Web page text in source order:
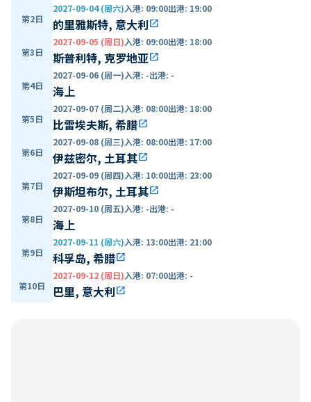
第2日
2027-09-04 (周六)入港: 09:00出港: 19:00
的里雅斯特, 意大利open_in_new
第3日
2027-09-05 (周日)入港: 09:00出港: 18:00
斯普利特, 克罗地亚open_in_new
第4日
2027-09-06 (周一)入港: -出港: -
海上
第5日
2027-09-07 (周二)入港: 08:00出港: 18:00
比雷埃夫斯, 希腊open_in_new
第6日
2027-09-08 (周三)入港: 08:00出港: 17:00
伊兹密尔, 土耳其open_in_new
第7日
2027-09-09 (周四)入港: 10:00出港: 23:00
伊斯坦布尔, 土耳其open_in_new
第8日
2027-09-10 (周五)入港: -出港: -
海上
第9日
2027-09-11 (周六)入港: 13:00出港: 21:00
科孚岛, 希腊open_in_new
第10日
2027-09-12 (周日)入港: 07:00出港: -
巴里, 意大利open_in_new